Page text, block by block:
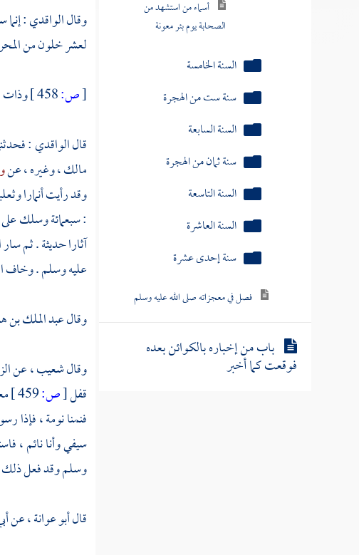
السنة السابعة
فصل في معجزاته صلى الله عليه وسلم
باب من إخباره بالكوائن بعده
فوقعت كما أخبر
باب جامع من دلائل النبوة
باب آخر سورة نزلت
وقالالواقدي:
لعشر خلون من
[ص: وذات
قالالواقدي:
مالك ،وغيره ، عن
وقد رأيت أنمارا
: سبعمائة وسلك
آثارا حديثة . ثم
عليه وسلم . وخاف
وقالعبد الملك بن
وقالشعيب ،عن
قفل[ص:
فنمنا نومة ، فإذا
سيفي وأنا نائم ،
وسلم وقد فعل ذلك
قالأبو عوانة ،عن